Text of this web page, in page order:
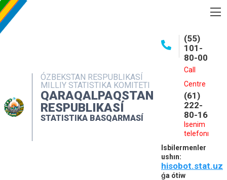
ÓZBEKSTAN RESPUBLIKASÍ
MILLIY STATISTIKA KOMITETI
QARAQALPAQSTAN
RESPUBLIKASÍ
STATISTIKA BASQARMASÍ
(55)
101-
80-00
Call
Centre
(61)
222-
80-16
Isenim
telefonı
Isbilermenler
ushın:
hisobot.stat.uz
ǵa ótiw
INTERAKTIV XIZMETLER
MÁLIMLEME XIZMETI
MÚRÁJAATLAR